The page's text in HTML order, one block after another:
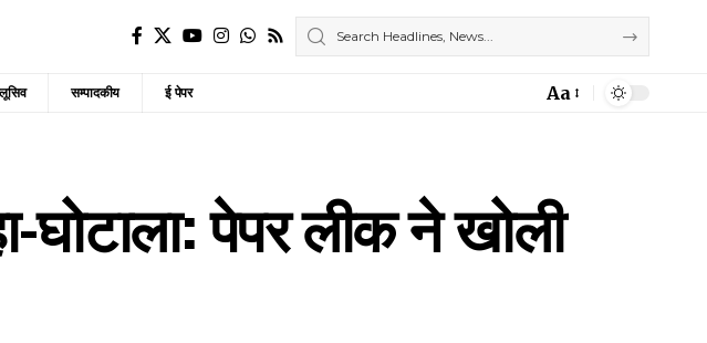
सम्पादकीय ई पेपर
Font
Aa
घोटाला: पेपर लीक ने खोली